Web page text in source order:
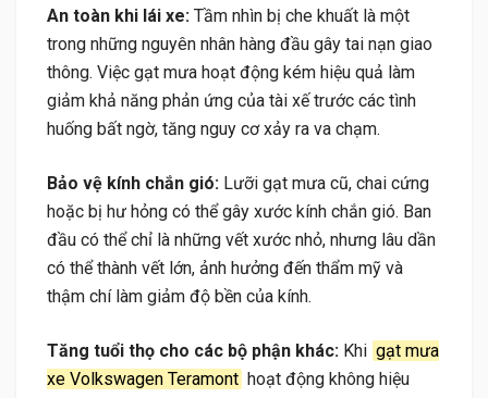
An toàn khi lái xe: Tầm nhìn bị che khuất là một
trong những nguyên nhân hàng đầu gây tai nạn giao
thông. Việc gạt mưa hoạt động kém hiệu quả làm
giảm khả năng phản ứng của tài xế trước các tình
huống bất ngờ, tăng nguy cơ xảy ra va chạm.
Bảo vệ kính chắn gió: Lưỡi gạt mưa cũ, chai cứng
hoặc bị hư hỏng có thể gây xước kính chắn gió. Ban
đầu có thể chỉ là những vết xước nhỏ, nhưng lâu dần
có thể thành vết lớn, ảnh hưởng đến thẩm mỹ và
thậm chí làm giảm độ bền của kính.
Tăng tuổi thọ cho các bộ phận khác: Khi gạt mưa
xe Volkswagen Teramont hoạt động không hiệu